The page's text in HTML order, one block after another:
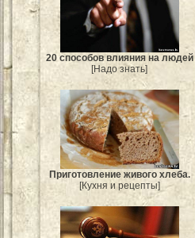
20 способов влияния на людей
[Надо знать]
Приготовление живого хлеба.
[Кухня и рецепты]